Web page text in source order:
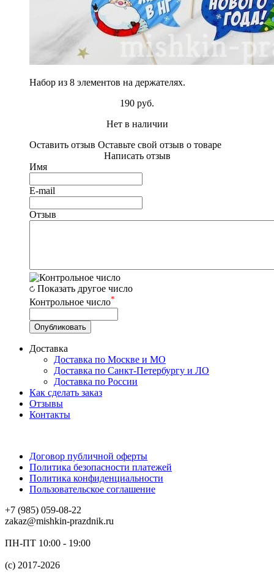
Набор из 8 элементов на держателях.
190 руб.
Нет в наличии
Оставить отзыв Оставьте свой отзыв о товаре
Написать отзыв
Имя
E-mail
Отзыв
Показать другое число
Контрольное число*
Доставка
Доставка по Москве и МО
Доставка по Санкт-Петербургу и ЛО
Доставка по России
Как сделать заказ
Отзывы
Контакты
Договор публичной оферты
Политика безопасности платежей
Политика конфиденциальности
Пользовательское соглашение
+7 (985) 059-08-22
zakaz@mishkin-prazdnik.ru
ПН-ПТ 10:00 - 19:00
(c) 2017-2026